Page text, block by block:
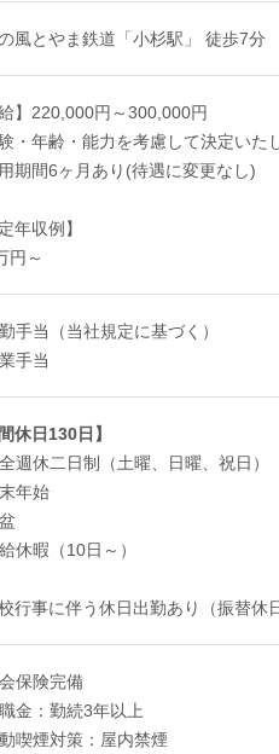
風とやま鉄道「小杉駅」 徒歩7分
】220,000円～300,000円
・年齢・能力を考慮して決定いた
期間6ヶ月あり(待遇に変更なし)
年収例】
円～
手当（当社規定に基づく）
手当
休日130日】
週休二日制（土曜、日曜、祝日）
年始
休暇（10日～）
行事に伴う休日出勤あり（振替休
保険完備
金：勤続3年以上
喫煙対策：屋内禁煙